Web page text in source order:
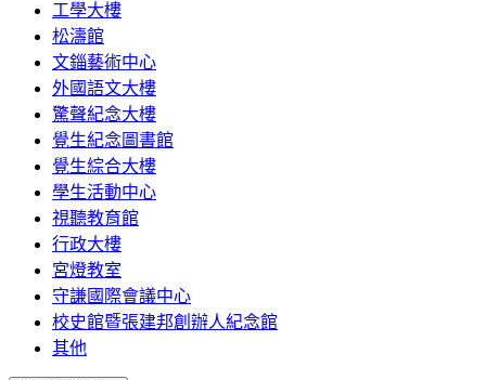
工學大樓
松濤館
文錙藝術中心
外國語文大樓
驚聲紀念大樓
覺生紀念圖書館
覺生綜合大樓
學生活動中心
視聽教育館
行政大樓
宮燈教室
守謙國際會議中心
校史館暨張建邦創辦人紀念館
其他